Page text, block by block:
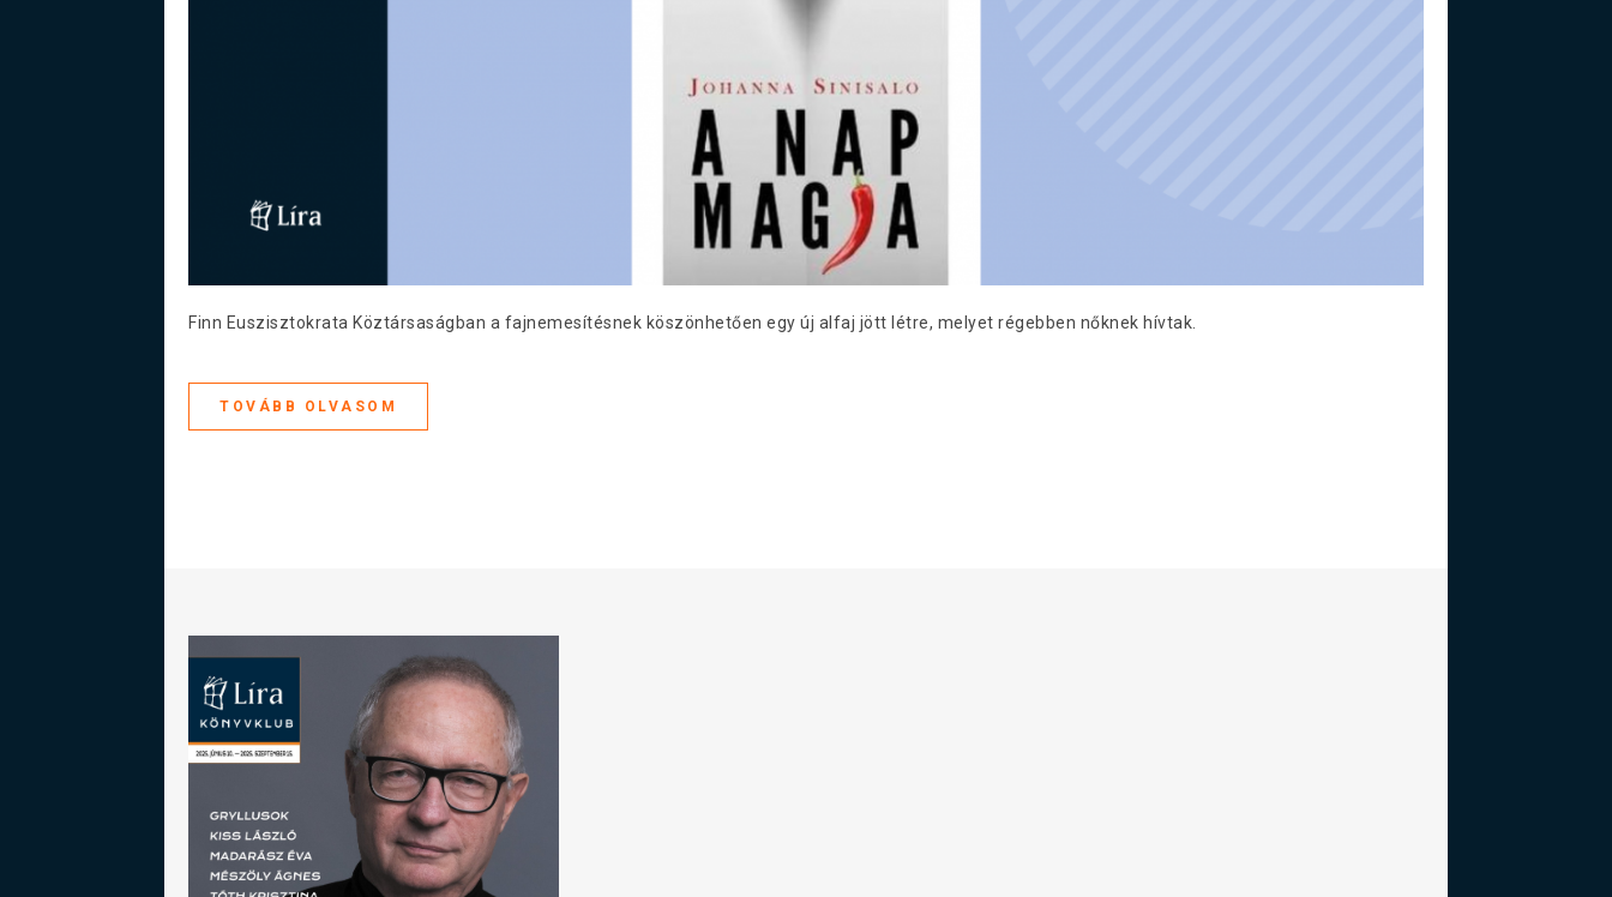
Finn Euszisztokrata Köztársaságban a fajnemesítésnek köszönhetően egy új alfaj jött létre, melyet régebben nőknek hívtak.
TOVÁBB OLVASOM